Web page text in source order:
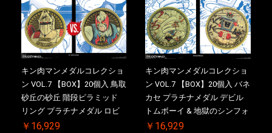
キン肉マンメダルコレクショ
ン VOL.7 【BOX】20個入 鳥取
砂丘の砂丘 階段ピラミッド
リング プラチナメダル ロビ
ンマスク VS.ネメシス 【初回
￥16,929
キン肉マンメダルコレクショ
ン VOL.7 【BOX】20個入 バネ
カセ プラチナメダル デビル
トムボーイ & 地獄のシンフォ
ニー ケース付き【初回購入特
￥16,929